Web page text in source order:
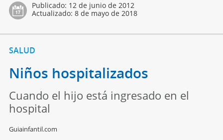
Publicado: 12 de junio de 2012
Actualizado: 8 de mayo de 2018
SALUD
Niños hospitalizados
Cuando el hijo está ingresado en el
hospital
Guiainfantil.com